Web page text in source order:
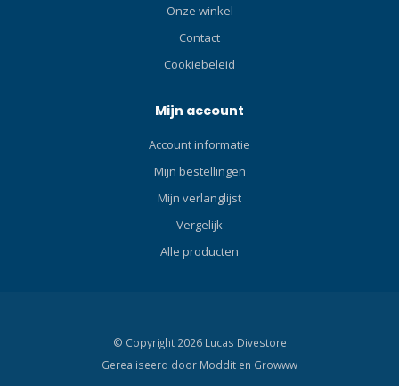
Onze winkel
Contact
Cookiebeleid
Mijn account
Account informatie
Mijn bestellingen
Mijn verlanglijst
Vergelijk
Alle producten
© Copyright 2026 Lucas Divestore
Gerealiseerd door Moddit en Growww